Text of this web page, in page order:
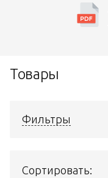
Товары
Фильтры
Сортировать: